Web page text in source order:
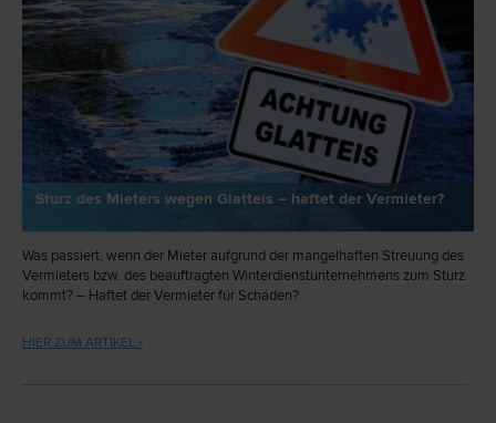
Sturz des Mieters wegen Glatteis – haftet der Vermieter?
Was passiert, wenn der Mieter aufgrund der mangelhaften Streuung des
Vermieters bzw. des beauftragten Winterdienstunternehmens zum Sturz
kommt? – Haftet der Vermieter für Schäden?
HIER ZUM ARTIKEL ›